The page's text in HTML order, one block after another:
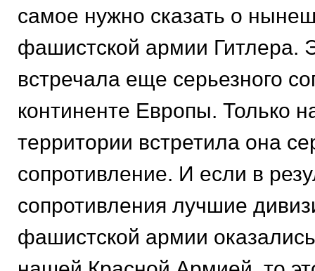
самое нужно сказать о
фашистской армии Гитлера.
встречала еще серьезного
континенте Европы. Только
территории встретила она
сопротивление. И если в
сопротивления лучшие
фашистской армии